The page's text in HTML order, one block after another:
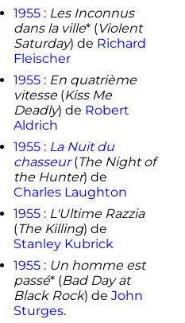
1955 : Les Inconnus
dans la ville * (Violent
Saturday) de Richard
Fleischer
1955 : En quatrième
vitesse(Kiss Me
Deadly) de Robert
Aldrich
1955 : La Nuit du
chasseur(The Night of
the Hunter) de
Charles Laughton
1955 : L'Ultime Razzia
(The Killing) de
Stanley Kubrick
1955 : Un homme est
passé* (Bad Day at
Black Rock) de John
Sturges.